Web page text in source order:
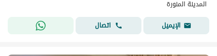
المدينة المنورة
الإيميل
اتصال